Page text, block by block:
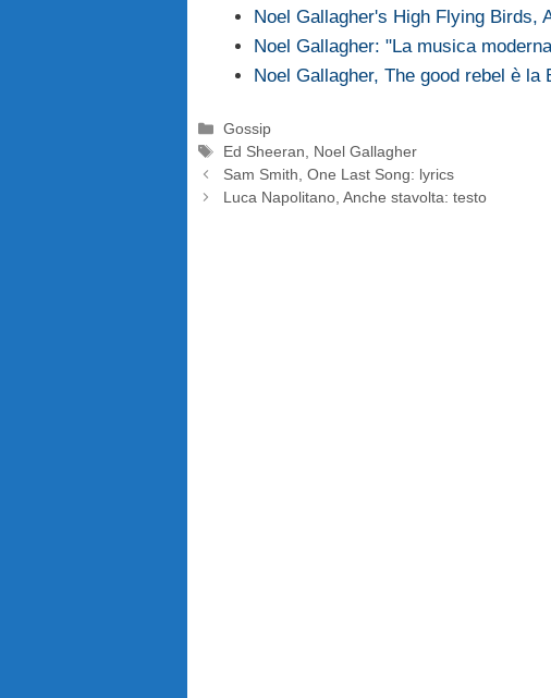
Noel Gallagher's High Flying Birds,
Noel Gallagher: "La musica
Noel Gallagher, The good rebel è la
Categorie
Gossip
Tag
Ed Sheeran, Noel Gallagher
Sam Smith, One Last Song: lyrics
Luca Napolitano, Anche stavolta: testo